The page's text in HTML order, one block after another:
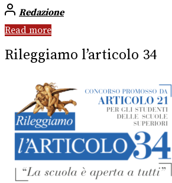
Redazione
Read more
Rileggiamo l’articolo 34